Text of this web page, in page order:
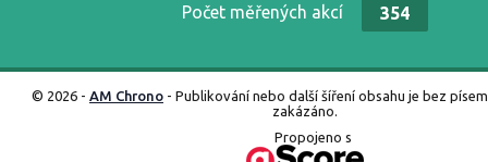
Počet měřených akcí 354
© 2026 - AM Chrono - Publikování nebo další šíření obsahu je bez
zakázáno.
Propojeno s